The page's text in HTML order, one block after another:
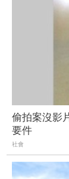
偷拍案沒影
要件
社會